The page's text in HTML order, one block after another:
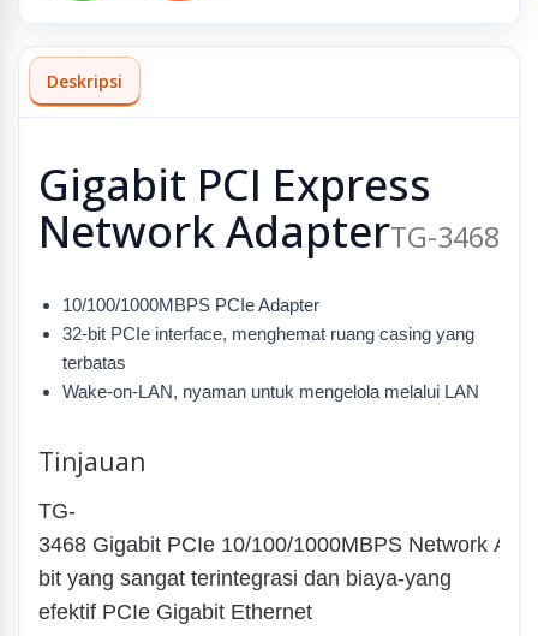
Deskripsi
Gigabit PCI Express
Network AdapterTG-3468
10/100/1000MBPS PCIe Adapter
32-bit PCIe interface, menghemat ruang casing yang
terbatas
Wake-on-LAN, nyaman untuk mengelola melalui LAN
Tinjauan
TG-
3468 Gigabit PCIe 10/100/1000MBPS Network
bit yang sangat terintegrasi dan biaya-yang
efektif PCIe Gigabit Ethernet